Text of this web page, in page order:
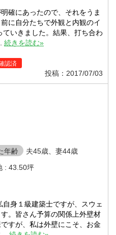
確にあったので、それをうま
に自分たちで外観と内観のイ
いきました。結果、打ち合わ
続きを読む»
認済
投稿：2017/07/03
年齢
夫45歳、妻44歳
: 43.50坪
身１級建築士ですが、スウェ
。皆さん予算の関係上外壁材
すが、私は外壁にこそ、お金